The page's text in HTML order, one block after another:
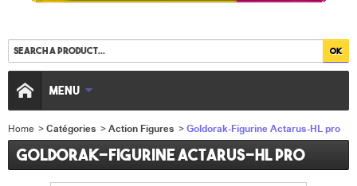
MENU
Home >Catégories >Action Figures >Goldorak-Figurine Actarus-HL pro
Goldorak-Figurine Actarus-HL pro